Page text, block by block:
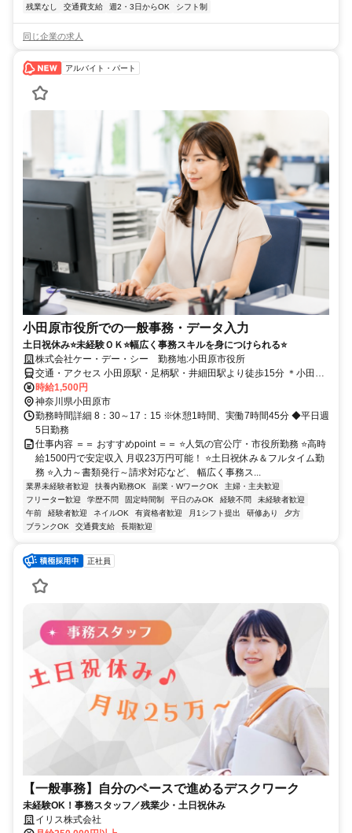
残業なし 交通費支給 週2・3日からOK シフト制
同じ企業の求人
アルバイト・パート
小田原市役所での一般事務・データ入力
土日祝休み⭐未経験ＯＫ⭐幅広く事務スキルを身につけられる⭐
株式会社ケー・デー・シー 勤務地:小田原市役所
交通・アクセス 小田原駅・足柄駅・井細田駅より徒歩15分 ＊小田原
市役所
時給1,500円
神奈川県小田原市
勤務時間詳細 8：30～17：15 ※休憩1時間、実働7時間45分 ◆平日週
5日勤務
仕事内容 ＝＝ おすすめpoint ＝＝ ⭐人気の官公庁・市役所勤務 ⭐高時
給1500円で安定収入 月収23万円可能！ ⭐土日祝休み＆フルタイム勤
務 ⭐入力～書類発行～請求対応など、 幅広く事務ス...
業界未経験者歓迎 扶養内勤務OK 副業・WワークOK
主婦・主夫歓迎
フリーター歓迎
学歴不問 固定時間制 平日のみOK 経験不問
未経験者歓迎
午前
経験者歓迎 ネイルOK 有資格者歓迎 月1シフト提出 研修あり
夕方
ブランクOK
交通費支給 長期歓迎
正社員
【一般事務】自分のペースで進めるデスクワーク
未経験OK！事務スタッフ／残業少・土日祝休み
イリス株式会社